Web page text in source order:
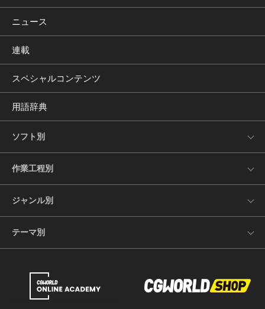
ニュース
連載
スペシャルコンテンツ
用語辞典
ソフト別
作業工程別
ジャンル別
テーマ別